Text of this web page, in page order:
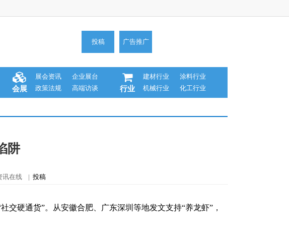
投稿 广告推广
会展
展会资讯
企业展台
政策法规
高端访谈 行业
建材行业
涂料行业
机械行业
化工行业
阱
讯在线 | 投稿
交硬通货”。从安徽合肥、广东深圳等地发文支持“养龙虾”，